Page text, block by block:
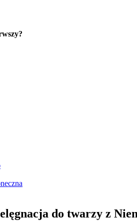
do twarzy z